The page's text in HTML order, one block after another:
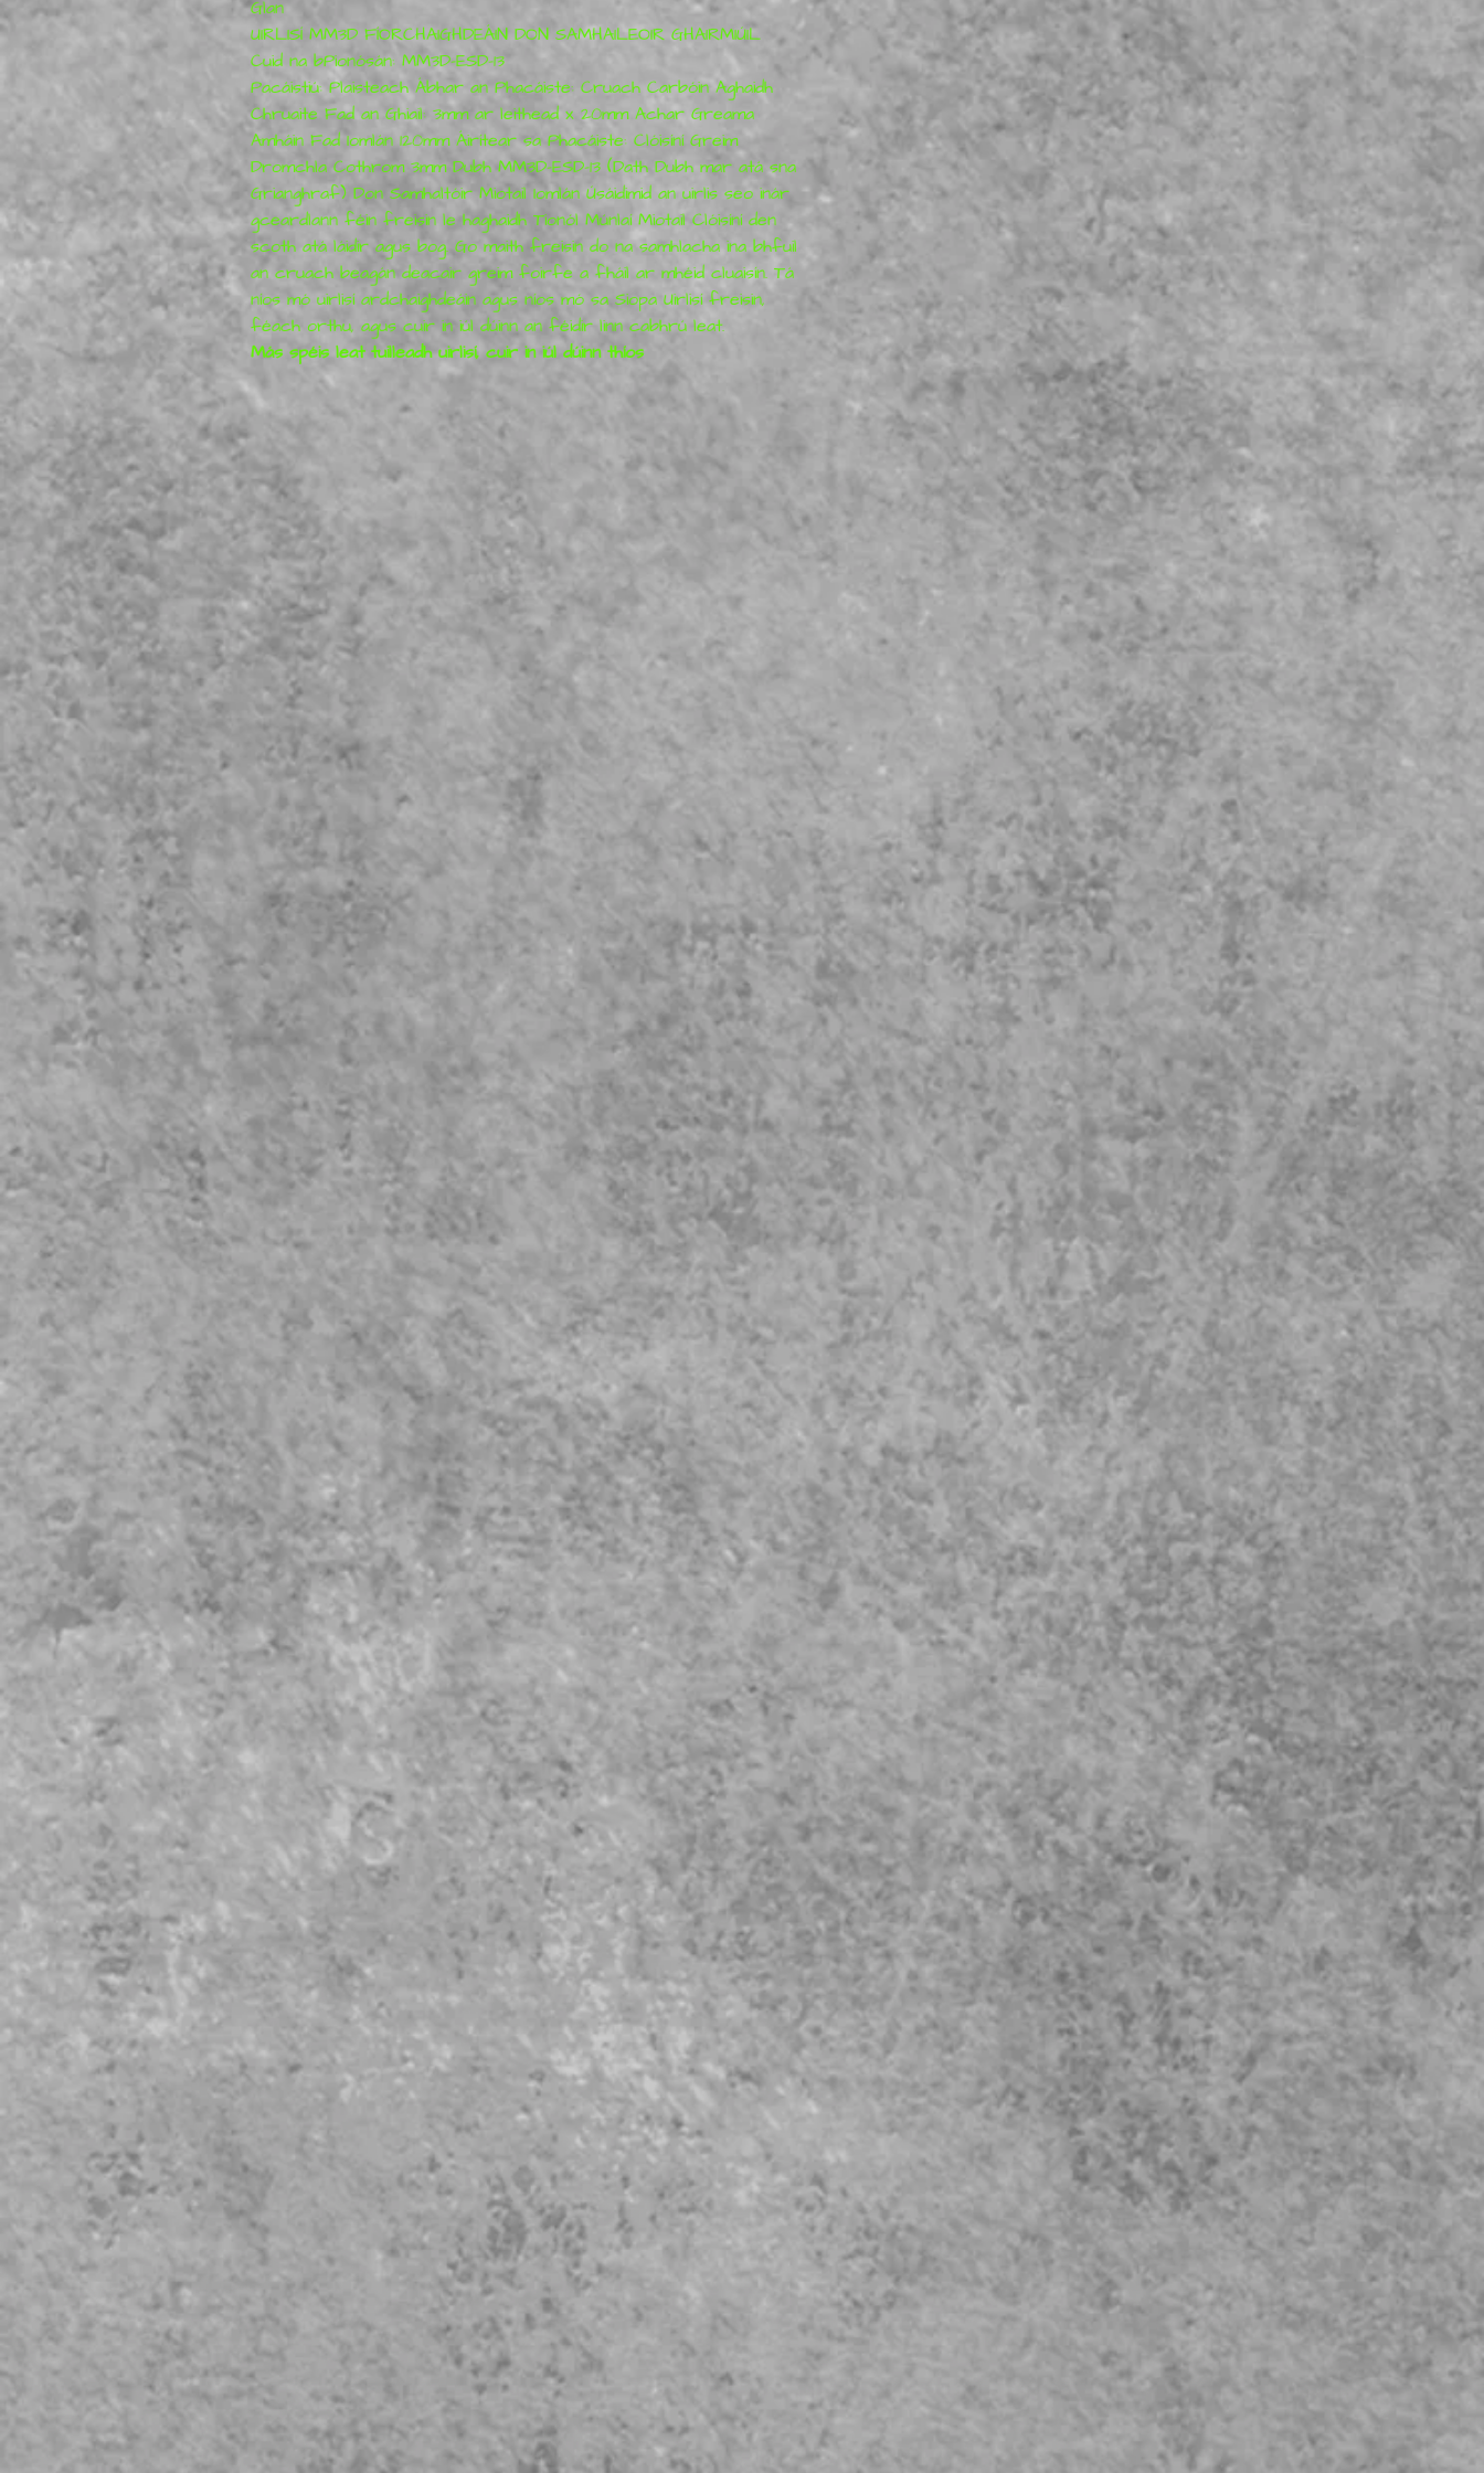
Glan
UIRLISÍ MM3D FÍORCHAIGHDEÁIN DON SAMHAILEOIR GHAIRMIÚIL
Cuid na bPionósán: MM3D-ESD-13
Pacáistiú: Plaisteach Ábhar an Phacáiste: Cruach Carbóin Aghaidh
Chruaite Fad an Ghiail: 3mm ar leithead x 20mm Achar Greama
Amháin Fad Iomlán 120mm Áirítear sa Phacáiste: Clóisíní Greim
Dromchla Cothrom 3mm Dubh MM3D-ESD-13 (Dath Dubh mar atá sna
Grianghraf) Don Samhaltóir Miotail Iomlán Úsáidimid an uirlis seo inár
gceardlann féin freisin le haghaidh Tionól Múnlaí Miotail Clóisíní den
scoth atá láidir agus bog. Go maith freisin do na samhlacha ina bhfuil
an cruach beagán deacair greim foirfe a fháil ar mhéid cluaisín. Tá
níos mó uirlisí ardchaighdeáin agus níos mó sa Siopa Uirlisí freisin,
féach orthu, agus cuir in iúl dúinn an féidir linn cabhrú leat.
Más spéis leat tuilleadh uirlisí, cuir in iúl dúinn thíos